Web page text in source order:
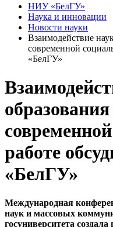
НИУ «БелГУ»
Наука и инновации
Новости науки
Взаимодействие
современной
«БелГУ»
работе
«БелГУ»
Международная
наук и массовых
госуниверситета